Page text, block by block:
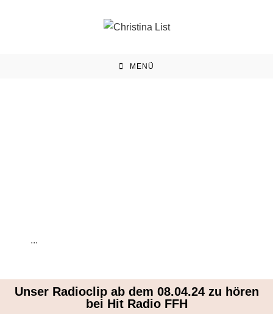
MENÜ
...
Unser Radioclip ab dem 08.04.24 zu hören
bei Hit Radio FFH